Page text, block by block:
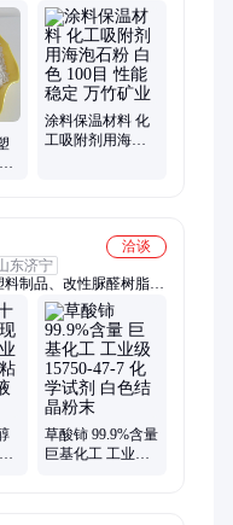
、硅藻土、萤石粉、萤
片、氟化钙、彩砂、盐
涂料保温材料 化
工吸附剂用海泡
洽谈
东济宁
制品、改性脲醛树脂、
甲醇、丙烯酸、聚醋酸
环氧树脂、邻苯二胺、
化铝、六偏磷酸钠、氯
草酸铈 99.9%含量
巨基化工 工业级